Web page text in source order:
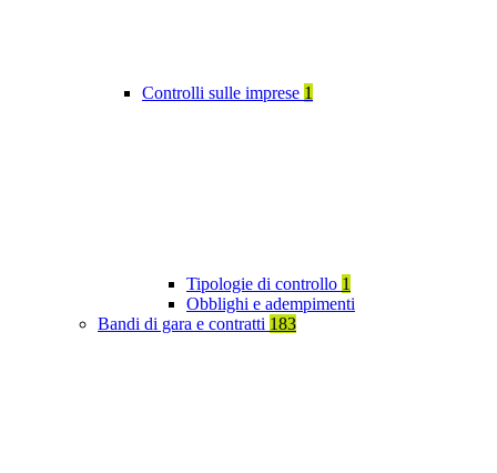
Controlli sulle imprese 1
Tipologie di controllo 1
Obblighi e adempimenti
Bandi di gara e contratti 183